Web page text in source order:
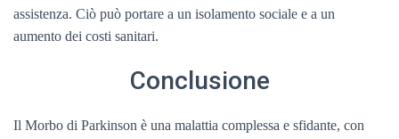
assistenza. Ciò può portare a un isolamento sociale e a un
aumento dei costi sanitari.
Conclusione
Il Morbo di Parkinson è una malattia complessa e sfidante, con